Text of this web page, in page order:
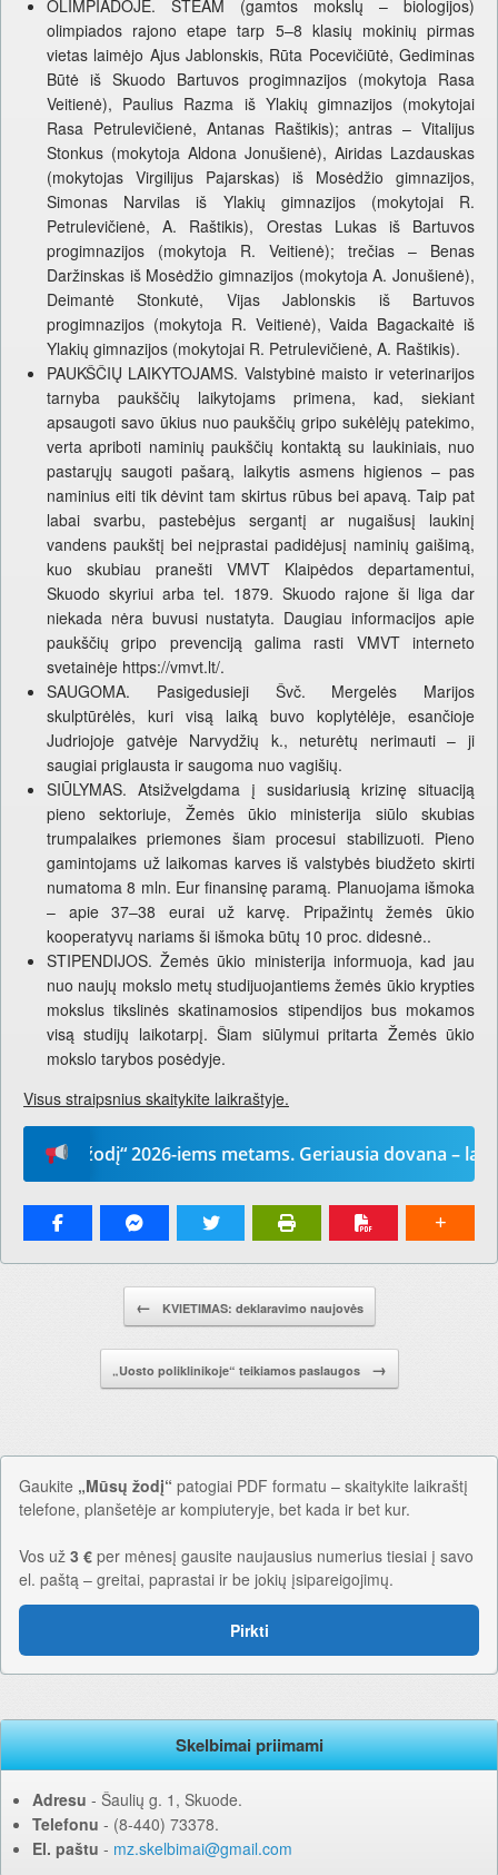
OLIMPIADOJE. STEAM (gamtos mokslų – biologijos)
olimpiados rajono etape tarp 5–8 klasių mokinių pirmas
vietas laimėjo Ajus Jablonskis, Rūta Pocevičiūtė, Gediminas
Būtė iš Skuodo Bartuvos progimnazijos (mokytoja Rasa
Veitienė), Paulius Razma iš Ylakių gimnazijos (mokytojai
Rasa Petrulevičienė, Antanas Raštikis); antras – Vitalijus
Stonkus (mokytoja Aldona Jonušienė), Airidas Lazdauskas
(mokytojas Virgilijus Pajarskas) iš Mosėdžio gimnazijos,
Simonas Narvilas iš Ylakių gimnazijos (mokytojai R.
Petrulevičienė, A. Raštikis), Orestas Lukas iš Bartuvos
progimnazijos (mokytoja R. Veitienė); trečias – Benas
Daržinskas iš Mosėdžio gimnazijos (mokytoja A. Jonušienė),
Deimantė Stonkutė, Vijas Jablonskis iš Bartuvos
progimnazijos (mokytoja R. Veitienė), Vaida Bagackaitė iš
Ylakių gimnazijos (mokytojai R. Petrulevičienė, A. Raštikis).
PAUKŠČIŲ LAIKYTOJAMS. Valstybinė maisto ir veterinarijos
tarnyba paukščių laikytojams primena, kad, siekiant
apsaugoti savo ūkius nuo paukščių gripo sukėlėjų patekimo,
verta apriboti naminių paukščių kontaktą su laukiniais, nuo
pastarųjų saugoti pašarą, laikytis asmens higienos – pas
naminius eiti tik dėvint tam skirtus rūbus bei apavą. Taip pat
labai svarbu, pastebėjus sergantį ar nugaišusį laukinį
vandens paukštį bei neįprastai padidėjusį naminių gaišimą,
kuo skubiau pranešti VMVT Klaipėdos departamentui,
Skuodo skyriui arba tel. 1879. Skuodo rajone ši liga dar
niekada nėra buvusi nustatyta. Daugiau informacijos apie
paukščių gripo prevenciją galima rasti VMVT interneto
svetainėje https://vmvt.lt/.
SAUGOMA. Pasigedusieji Švč. Mergelės Marijos
skulptūrėlės, kuri visą laiką buvo koplytėlėje, esančioje
Judriojoje gatvėje Narvydžių k., neturėtų nerimauti – ji
saugiai priglausta ir saugoma nuo vagišių.
SIŪLYMAS. Atsižvelgdama į susidariusią krizinę situaciją
pieno sektoriuje, Žemės ūkio ministerija siūlo skubias
trumpalaikes priemones šiam procesui stabilizuoti. Pieno
gamintojams už laikomas karves iš valstybės biudžeto skirti
numatoma 8 mln. Eur finansinę paramą. Planuojama išmoka
– apie 37–38 eurai už karvę. Pripažintų žemės ūkio
kooperatyvų nariams ši išmoka būtų 10 proc. didesnė..
STIPENDIJOS. Žemės ūkio ministerija informuoja, kad jau
nuo naujų mokslo metų studijuojantiems žemės ūkio krypties
mokslus tikslinės skatinamosios stipendijos bus mokamos
visą studijų laikotarpį. Šiam siūlymui pritarta Žemės ūkio
mokslo tarybos posėdyje.
Visus straipsnius skaitykite laikraštyje.
žodį“ 2026-iems metams. Geriausia dovana –
← KVIETIMAS: deklaravimo naujovės
„Uosto poliklinikoje“ teikiamos paslaugos →
Gaukite „Mūsų žodį“ patogiai PDF formatu – skaitykite laikraštį
telefone, planšetėje ar kompiuteryje, bet kada ir bet kur.
Vos už 3 € per mėnesį gausite naujausius numerius tiesiai į savo
el. paštą – greitai, paprastai ir be jokių įsipareigojimų.
Pirkti
Skelbimai priimami
Adresu ‐ Šaulių g. 1, Skuode.
Telefonu ‐ (8-440) 73378.
El. paštu ‐ mz.skelbimai@gmail.com